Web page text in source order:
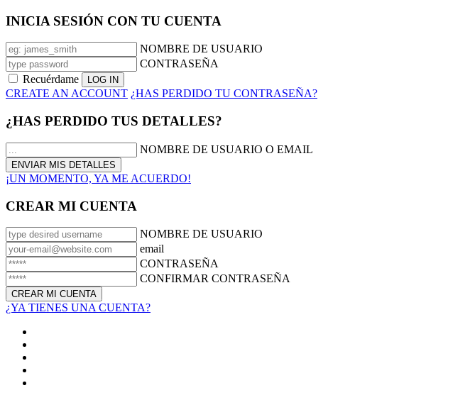
INICIA SESIÓN CON TU CUENTA
NOMBRE DE USUARIO
CONTRASEÑA
Recuérdame
CREATE AN ACCOUNT ¿HAS PERDIDO TU CONTRASEÑA?
¿HAS PERDIDO TUS DETALLES?
NOMBRE DE USUARIO O EMAIL
¡UN MOMENTO, YA ME ACUERDO!
CREAR MI CUENTA
NOMBRE DE USUARIO
email
CONTRASEÑA
CONFIRMAR CONTRASEÑA
¿YA TIENES UNA CUENTA?